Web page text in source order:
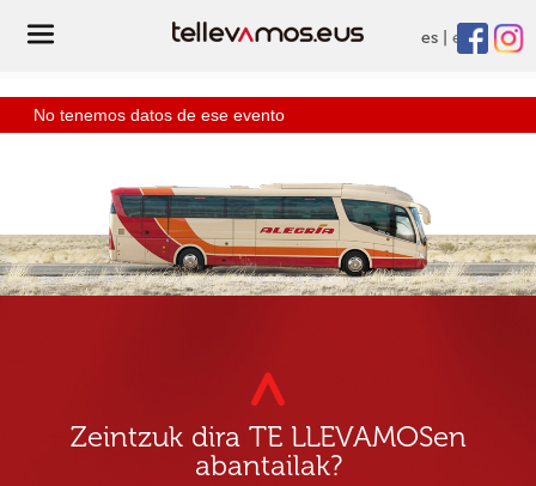
es eu
No tenemos datos de ese evento
Zeintzuk dira TE LLEVAMOSen
abantailak?